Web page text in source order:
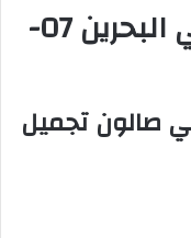
وظائف خدمة عملاء في البحرين 07-
صالون تجميل